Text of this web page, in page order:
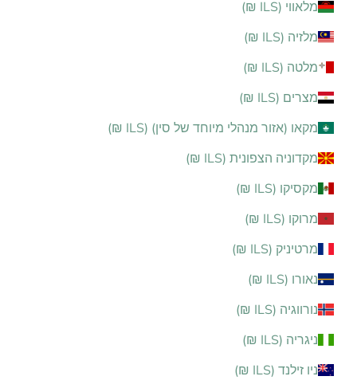
מלאווי (ILS ₪)
מלזיה (ILS ₪)
מלטה (ILS ₪)
מצרים (ILS ₪)
מקאו (אזור מנהלי מיוחד של סין) (ILS ₪)
מקדוניה הצפונית (ILS ₪)
מקסיקו (ILS ₪)
מרוקו (ILS ₪)
מרטיניק (ILS ₪)
נאורו (ILS ₪)
נורווגיה (ILS ₪)
ניגריה (ILS ₪)
ניו זילנד (ILS ₪)